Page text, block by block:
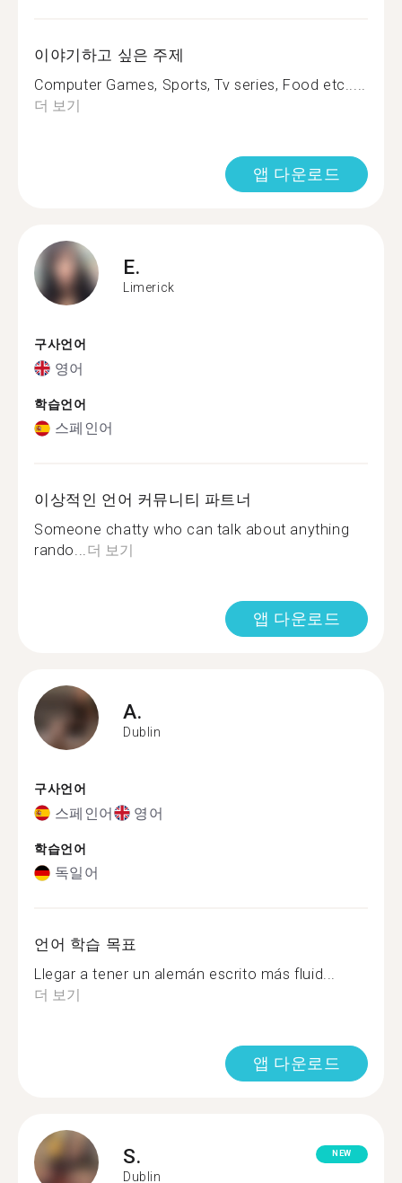
이야기하고 싶은 주제
Computer Games, Sports, Tv series, Food etc.....
더 보기
앱 다운로드
E.
Limerick
구사언어
영어
학습언어
스페인어
이상적인 언어 커뮤니티 파트너
Someone chatty who can talk about anything
rando...더 보기
앱 다운로드
A.
Dublin
구사언어
스페인어 영어
학습언어
독일어
언어 학습 목표
Llegar a tener un alemán escrito más fluid...
더 보기
앱 다운로드
S.
Dublin
NEW